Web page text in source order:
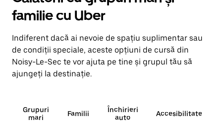
familie cu Uber
Indiferent dacă ai nevoie de spațiu suplimentar sau
de condiții speciale, aceste opțiuni de cursă din
Noisy-Le-Sec te vor ajuta pe tine și grupul tău să
ajungeți la destinație.
Grupuri
mari
Familii
Închirieri
auto
Accesibilitate